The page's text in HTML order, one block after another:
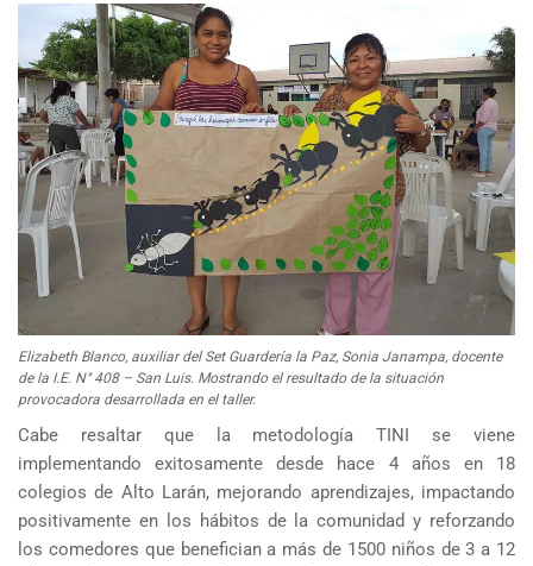
Elizabeth Blanco, auxiliar del Set Guardería la Paz, Sonia Janampa, docente
de la I.E. N° 408 – San Luis. Mostrando el resultado de la situación
provocadora desarrollada en el taller.
Cabe resaltar que la metodología TINI se viene
implementando exitosamente desde hace 4 años en 18
colegios de Alto Larán, mejorando aprendizajes, impactando
positivamente en los hábitos de la comunidad y reforzando
los comedores que benefician a más de 1500 niños de 3 a 12